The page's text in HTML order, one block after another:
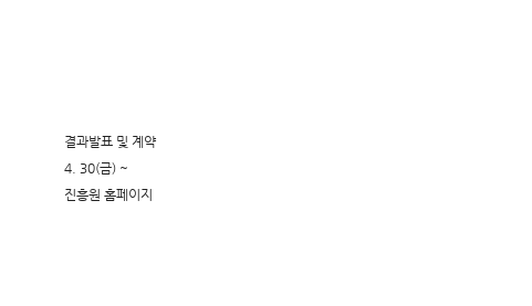
결과발표 및 계약
4. 30(금) ~
진흥원 홈페이지